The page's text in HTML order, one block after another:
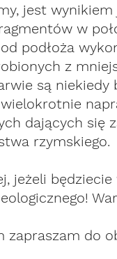
jest
w
podłoża
z
są niekiedy
dających się
rzymskiego.
jeżeli
zapraszam do